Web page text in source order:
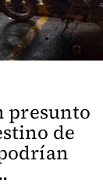
presunto
de